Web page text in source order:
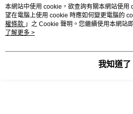
本網站中使用 cookie，欲查詢有關本網站使用
望在電腦上使用 cookie 時應如何變更電腦的
權條款 」之 Cookie 聲明。您繼續使用本網站
用條款之 Cookie 聲明使用 cookie。
了解更多 >
我知道了